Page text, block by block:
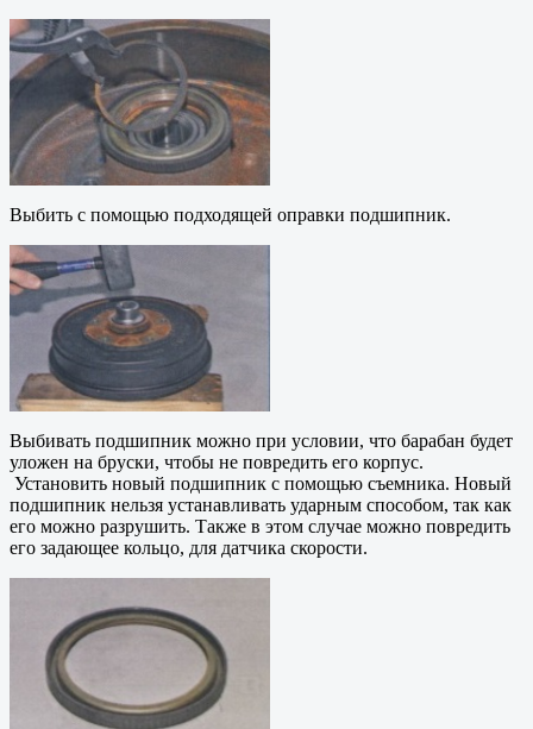
Выбить с помощью подходящей оправки подшипник.
Выбивать подшипник можно при условии, что барабан будет
уложен на бруски, чтобы не повредить его корпус.
Установить новый подшипник с помощью съемника. Новый
подшипник нельзя устанавливать ударным способом, так как
его можно разрушить. Также в этом случае можно повредить
его задающее кольцо, для датчика скорости.